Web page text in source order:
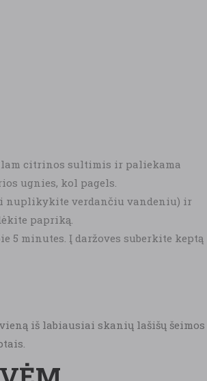
citrinos sultimis ir paliekama
ugnies, kol pagels.
nuplikykite verdančiu vandeniu) ir
papriką.
5 minutes. Į daržoves suberkite keptą
iš labiausiai skanių lašišų šeimos